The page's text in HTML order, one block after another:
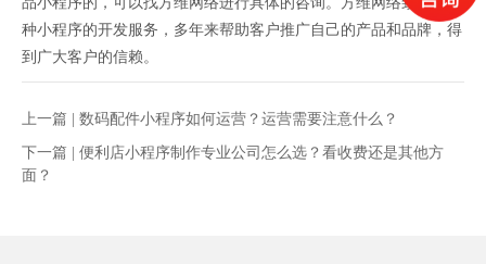
种小程序的开发服务，多年来帮助客户推广自己的产品和品牌，得
到广大客户的信赖。
上一篇 | 数码配件小程序如何运营？运营需要注意什么？
下一篇 | 便利店小程序制作专业公司怎么选？看收费还是其他方
面？